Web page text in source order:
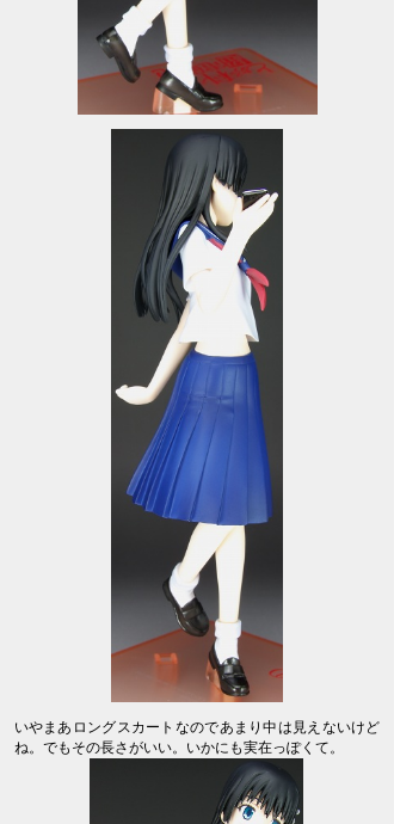
いやまあロングスカートなのであまり中は見えないけど
ね。でもその長さがいい。いかにも実在っぽくて。